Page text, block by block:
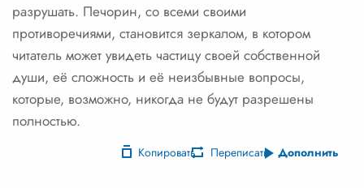
разрушать. Печорин, со всеми своими
противоречиями, становится зеркалом, в котором
читатель может увидеть частицу своей собственной
души, её сложность и её неизбывные вопросы,
которые, возможно, никогда не будут разрешены
полностью.
Копировать Переписать Дополнить